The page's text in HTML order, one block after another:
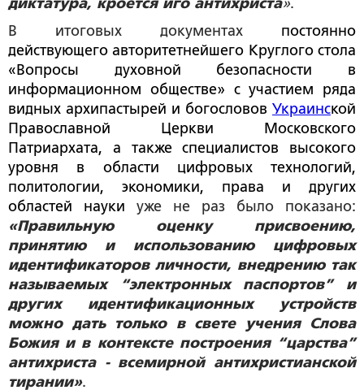
В итоговых документах постоянно
действующего авторитетнейшего Круглого стола
«Вопросы духовной безопасности в
информационном обществе» с участием ряда
видных архипастырей и богословов Украинской
Православной Церкви Московского
Патриархата, а также специалистов высокого
уровня в области цифровых технологий,
политологии, экономики, права и других
областей науки уже не раз было показано:
«Правильную оценку присвоению,
принятию и использованию цифровых
идентификаторов личности, внедрению так
называемых “электронных паспортов” и
других идентификационных устройств
можно дать только в свете учения Слова
Божия и в контексте построения “царства”
антихриста - всемирной антихристианской
тирании».